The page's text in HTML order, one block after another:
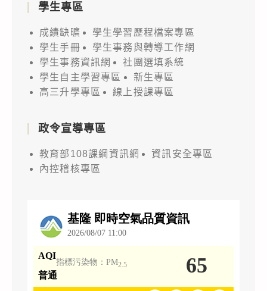
學生專區
成績缺曠
學生學習歷程檔案專區
學生手冊
學生事務與轉導工作網
學生事務資訊網
社團選填系統
學生自主學習專區
新生專區
高三升學專區
線上授課專區
政令宣導專區
教育部108課綱資訊網
資訊安全專區
內控稽核專區